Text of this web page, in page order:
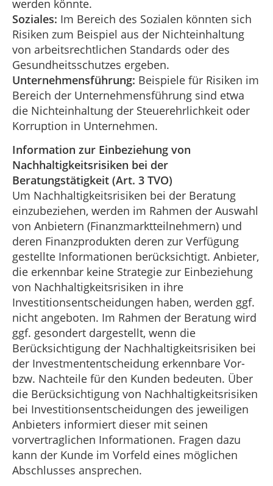
werden könnte.
Soziales: Im Bereich des Sozialen könnten sich
Risiken zum Beispiel aus der Nichteinhaltung
von arbeitsrechtlichen Standards oder des
Gesundheitsschutzes ergeben.
Unternehmensführung: Beispiele für Risiken im
Bereich der Unternehmensführung sind etwa
die Nichteinhaltung der Steuerehrlichkeit oder
Korruption in Unternehmen.
Information zur Einbeziehung von
Nachhaltigkeitsrisiken bei der
Beratungstätigkeit (Art. 3 TVO)
Um Nachhaltigkeitsrisiken bei der Beratung
einzubeziehen, werden im Rahmen der Auswahl
von Anbietern (Finanzmarktteilnehmern) und
deren Finanzprodukten deren zur Verfügung
gestellte Informationen berücksichtigt. Anbieter,
die erkennbar keine Strategie zur Einbeziehung
von Nachhaltigkeitsrisiken in ihre
Investitionsentscheidungen haben, werden ggf.
nicht angeboten. Im Rahmen der Beratung wird
ggf. gesondert dargestellt, wenn die
Berücksichtigung der Nachhaltigkeitsrisiken bei
der Investmententscheidung erkennbare Vor-
bzw. Nachteile für den Kunden bedeuten. Über
die Berücksichtigung von Nachhaltigkeitsrisiken
bei Investitionsentscheidungen des jeweiligen
Anbieters informiert dieser mit seinen
vorvertraglichen Informationen. Fragen dazu
kann der Kunde im Vorfeld eines möglichen
Abschlusses ansprechen.